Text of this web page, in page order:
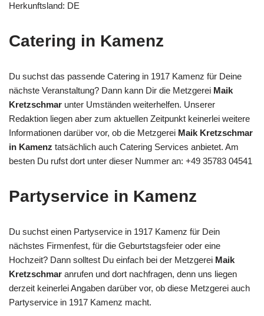
Herkunftsland: DE
Catering in Kamenz
Du suchst das passende Catering in 1917 Kamenz für Deine
nächste Veranstaltung? Dann kann Dir die Metzgerei Maik
Kretzschmar unter Umständen weiterhelfen. Unserer
Redaktion liegen aber zum aktuellen Zeitpunkt keinerlei weitere
Informationen darüber vor, ob die Metzgerei Maik Kretzschmar
in Kamenz tatsächlich auch Catering Services anbietet. Am
besten Du rufst dort unter dieser Nummer an: +49 35783 04541
Partyservice in Kamenz
Du suchst einen Partyservice in 1917 Kamenz für Dein
nächstes Firmenfest, für die Geburtstagsfeier oder eine
Hochzeit? Dann solltest Du einfach bei der Metzgerei Maik
Kretzschmar anrufen und dort nachfragen, denn uns liegen
derzeit keinerlei Angaben darüber vor, ob diese Metzgerei auch
Partyservice in 1917 Kamenz macht.